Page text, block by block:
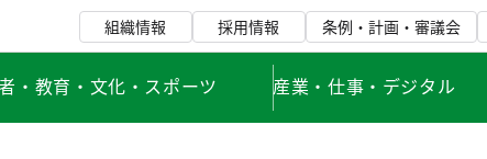
組織情報 採用情報 条例・計画・審議会
・教育・文化・スポーツ 産業・仕事・デジタル